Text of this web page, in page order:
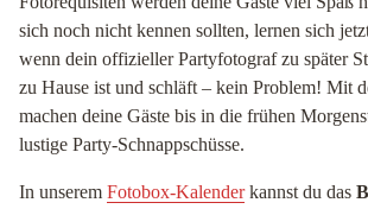
sich noch nicht kennen sollten, lernen sich
wenn dein offizieller Partyfotograf zu später
zu Hause ist und schläft – kein Problem! Mit
machen deine Gäste bis in die frühen
lustige Party-Schnappschüsse.
In unserem Fotobox-Kalenderkannst du das